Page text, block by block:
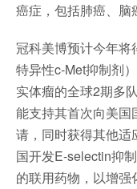
癌症，包括肺癌、脑
冠科美博预计今年
特异性c-Met抑制剂
实体瘤的全球2期多
能支持其首次向美国
请，同时获得其他适
国开发E-selectin抑
的联用药物，以增